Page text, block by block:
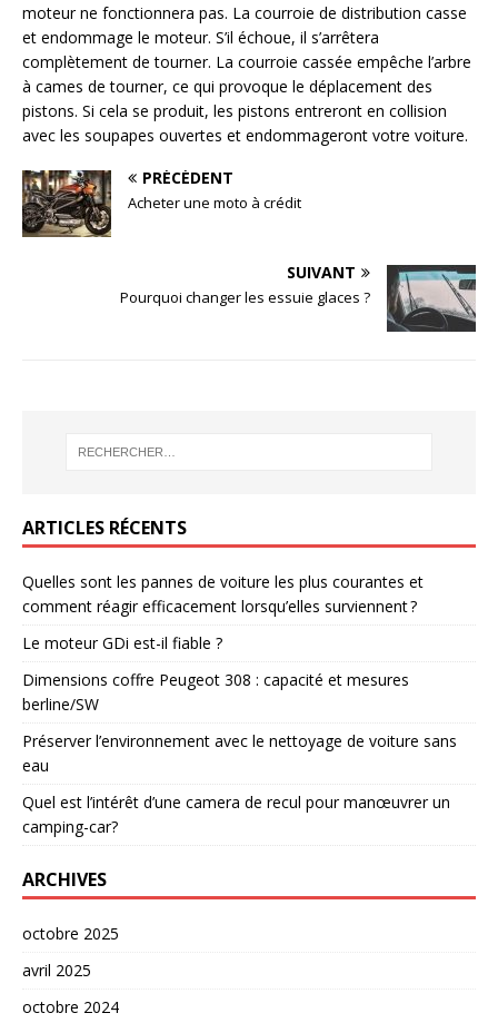
moteur ne fonctionnera pas. La courroie de distribution casse
et endommage le moteur. S’il échoue, il s’arrêtera
complètement de tourner. La courroie cassée empêche l’arbre
à cames de tourner, ce qui provoque le déplacement des
pistons. Si cela se produit, les pistons entreront en collision
avec les soupapes ouvertes et endommageront votre voiture.
PRÉCÉDENT
Acheter une moto à crédit
SUIVANT
Pourquoi changer les essuie glaces ?
ARTICLES RÉCENTS
Quelles sont les pannes de voiture les plus courantes et
comment réagir efficacement lorsqu’elles surviennent ?
Le moteur GDi est-il fiable ?
Dimensions coffre Peugeot 308 : capacité et mesures
berline/SW
Préserver l’environnement avec le nettoyage de voiture sans
eau
Quel est l’intérêt d’une camera de recul pour manœuvrer un
camping-car?
ARCHIVES
octobre 2025
avril 2025
octobre 2024